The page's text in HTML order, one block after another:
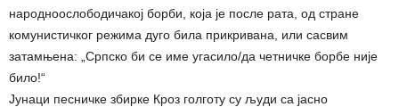
народноослободичакој борби, која је после рата, од стране
комунистичког режима дуго била прикривана, или сасвим
затамњена: „Српско би се име угасило/да четничке борбе није
било!“
Јунаци песничке збирке Кроз голготу су људи са јасно